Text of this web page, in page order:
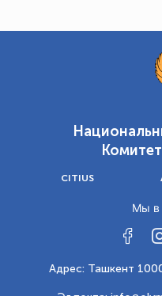
CITIUS
Мы в
Адрес: Ташкент